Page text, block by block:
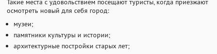
Такие места с удовольствием посещают туристы, когда приезжают
осмотреть новый для себя город:
музеи;
памятники культуры и истории;
архитектурные постройки старых лет;